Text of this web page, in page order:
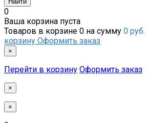
0
Ваша корзина пуста
Товаров в корзине 0 на сумму 0 руб.
корзину Оформить заказ
×
Перейти в корзину Оформить заказ
×
×